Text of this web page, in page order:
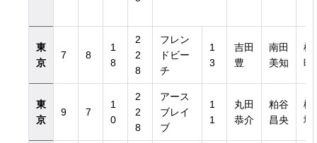
東
京
7 8
1
8
2
2
8
フレン
ドビー
チ
1
3
吉田
豊
南田
美知
横
晴
東
京
9 7
1
0
2
2
8
アース
ブレイ
ブ
1
1
丸田
恭介
粕谷
昌央
松
増